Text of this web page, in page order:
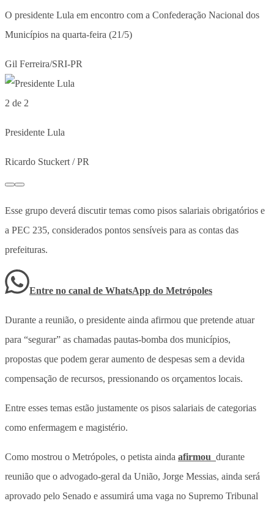
O presidente Lula em encontro com a Confederação Nacional dos
Municípios na quarta-feira (21/5)
Gil Ferreira/SRI-PR
2 de 2
Presidente Lula
Ricardo Stuckert / PR
Esse grupo deverá discutir temas como pisos salariais obrigatórios e
a PEC 235, considerados pontos sensíveis para as contas das
prefeituras.
Entre no canal de WhatsApp do Metrópoles
Durante a reunião, o presidente ainda afirmou que pretende atuar
para “segurar” as chamadas pautas-bomba dos municípios,
propostas que podem gerar aumento de despesas sem a devida
compensação de recursos, pressionando os orçamentos locais.
Entre esses temas estão justamente os pisos salariais de categorias
como enfermagem e magistério.
Como mostrou o Metrópoles, o petista ainda afirmou durante
reunião que o advogado-geral da União, Jorge Messias, ainda será
aprovado pelo Senado e assumirá uma vaga no Supremo Tribunal